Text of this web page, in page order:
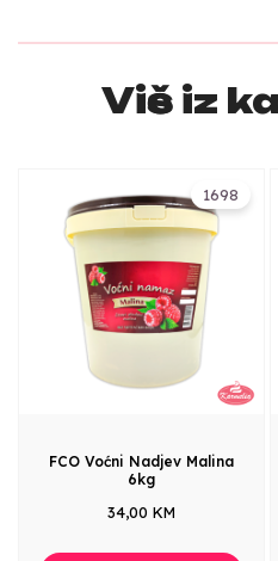
Više iz
1698
FCO Voćni Nadjev Malina
6kg
34,00 KM